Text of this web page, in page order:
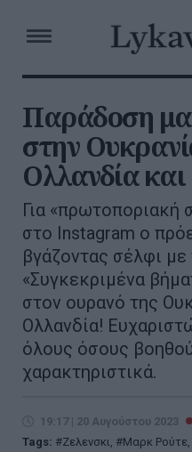
Παράδοση
στην
Ολλανδία
Για «πρωτοποριακή
στο Instagram ο
βγάζοντας σέλφι
«Συγκεκριμένα
στον ουρανό της
Ολλανδία!
όλους όσους
χαρακτηριστικά.
19:17 | 20 Αυγούστου 2023
Tags:
Ζελενσκι, Μαρκ Ρούτε,